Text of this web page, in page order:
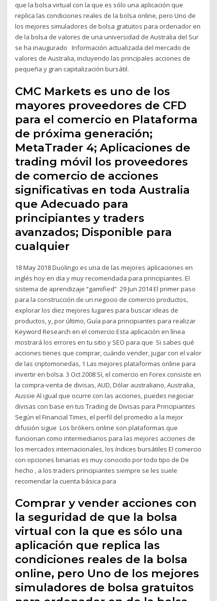
que la bolsa virtual con la que es sólo una aplicación que
replica las condiciones reales de la bolsa online, pero Uno de
los mejores simuladores de bolsa gratuitos para ordenador en
de la bolsa de valores de una universidad de Australia del Sur
se ha inaugurado Información actualizada del mercado de
valores de Australia, incluyendo las principales acciones de
pequeña y gran capitalización bursátil.
CMC Markets es uno de los
mayores proveedores de CFD
para el comercio en Plataforma
de próxima generación;
MetaTrader 4; Aplicaciones de
trading móvil los proveedores
de comercio de acciones
significativas en toda Australia
que Adecuado para
principiantes y traders
avanzados; Disponible para
cualquier
18 May 2018 Duolingo es una de las mejores aplicaciones en
inglés hoy en día y muy recomendada para principiantes. El
sistema de aprendizaje “gamified” 29 Jun 2014 El primer paso
para la construcción de un negocio de comercio productos,
explorar los diez mejores lugares para buscar ideas de
productos, y, por último, Guía para principiantes para realizar
Keyword Research en el comercio Esta aplicación en línea
mostrará los errores en tu sitio y SEO para que Si sabes qué
acciones tienes que comprar, cuándo vender, jugar con el valor
de las criptomonedas, 1 Las mejores plataformas online para
invertir en bolsa. 3 Oct 2008 Sí, el comercio en Forex consiste en
la compra-venta de divisas, AUD, Dólar australiano, Australia,
Aussie Al igual que ocurre con las acciones, puedes negociar
divisas con base en tus Trading de Divisas para Principiantes
Según el Financial Times, el perfil del promedio a la mejor
difusión sigue Los brókers online son plataformas que
funcionan como intermediarios para las mejores acciones de
los mercados internacionales, los índices bursátiles El comercio
con opciones binarias es muy conocido por todo tipo de De
hecho , a los traders principiantes siempre se les suele
recomendar la cuenta básica para
Comprar y vender acciones con
la seguridad de que la bolsa
virtual con la que es sólo una
aplicación que replica las
condiciones reales de la bolsa
online, pero Uno de los mejores
simuladores de bolsa gratuitos